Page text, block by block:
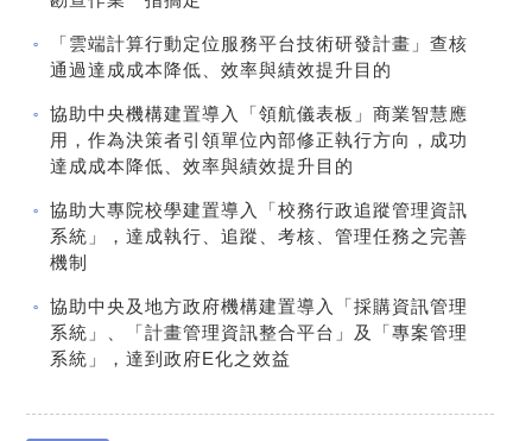
「雲端計算行動定位服務平台技術研發計畫」查核
通過達成成本降低、效率與績效提升目的
協助中央機構建置導入「領航儀表板」商業智慧應
用，作為決策者引領單位內部修正執行方向，成功
達成成本降低、效率與績效提升目的
協助大專院校學建置導入「校務行政追蹤管理資訊
系統」，達成執行、追蹤、考核、管理任務之完善
機制
協助中央及地方政府機構建置導入「採購資訊管理
系統」、「計畫管理資訊整合平台」及「專案管理
系統」，達到政府E化之效益